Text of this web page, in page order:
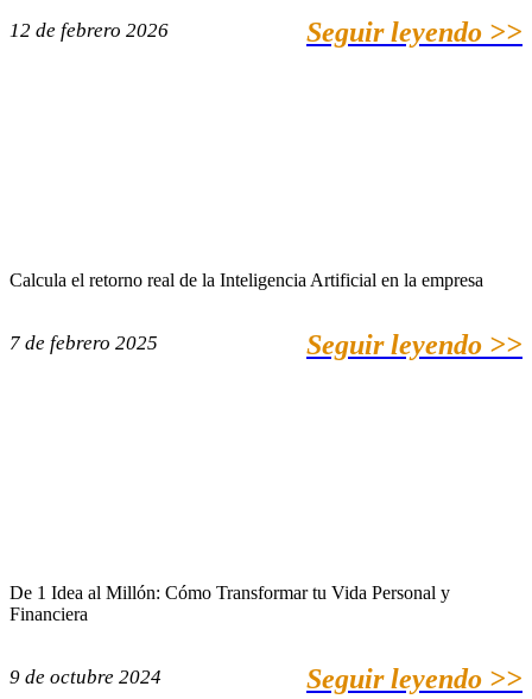
12 de febrero 2026 Seguir leyendo >>
Calcula el retorno real de la Inteligencia Artificial en la empresa
7 de febrero 2025 Seguir leyendo >>
De 1 Idea al Millón: Cómo Transformar tu Vida Personal y
Financiera
9 de octubre 2024 Seguir leyendo >>